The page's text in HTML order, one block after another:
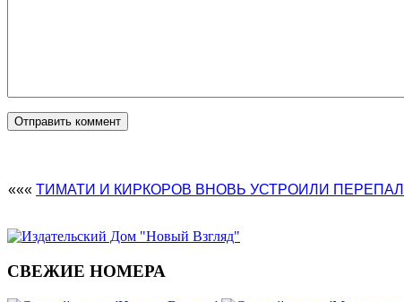
««« ТИМАТИ И КИРКОРОВ ВНОВЬ УСТРОИЛИ
СВЕЖИЕ НОМЕРА